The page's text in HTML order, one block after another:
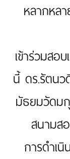
หลากหล
เข้าร่วมสอ
นี้ ดร.รัตนว
มัธยมวัดม
สนามส
การดำเ